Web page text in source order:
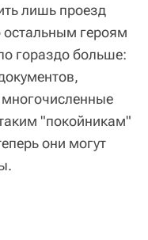
лишь проезд
остальным героям
гораздо больше:
"покойникам"
они могут